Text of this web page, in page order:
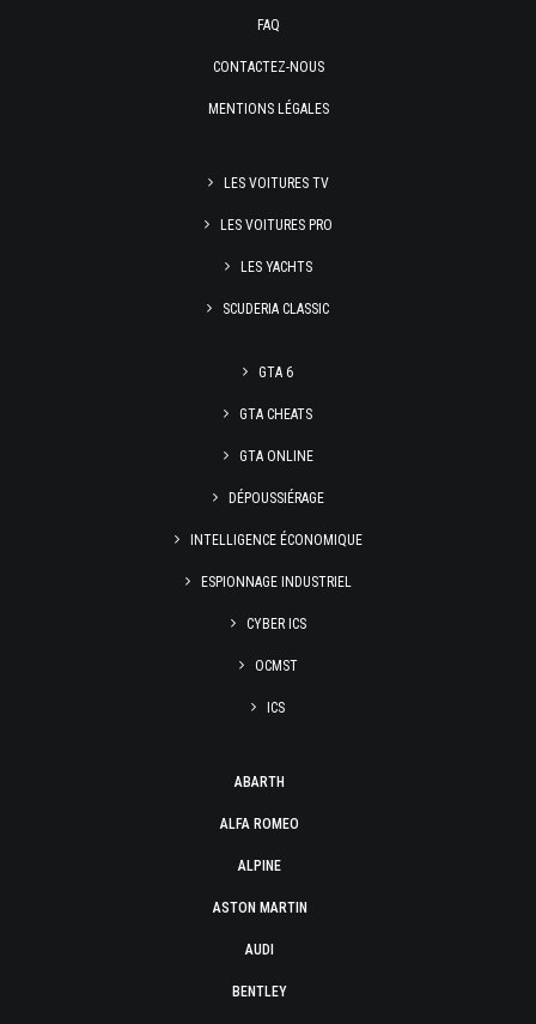
FAQ
CONTACTEZ-NOUS
MENTIONS LÉGALES
LES VOITURES TV
LES VOITURES PRO
LES YACHTS
SCUDERIA CLASSIC
GTA 6
GTA CHEATS
GTA ONLINE
DÉPOUSSIÉRAGE
INTELLIGENCE ÉCONOMIQUE
ESPIONNAGE INDUSTRIEL
CYBER ICS
OCMST
ICS
ABARTH
ALFA ROMEO
ALPINE
ASTON MARTIN
AUDI
BENTLEY